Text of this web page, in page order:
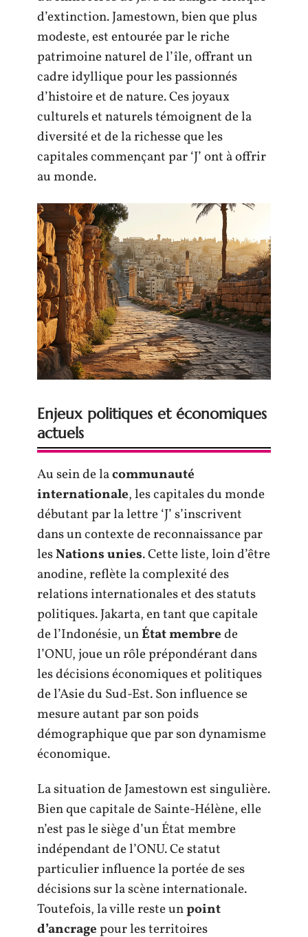
d’extinction. Jamestown, bien que plus
modeste, est entourée par le riche
patrimoine naturel de l’île, offrant un
cadre idyllique pour les passionnés
d’histoire et de nature. Ces joyaux
culturels et naturels témoignent de la
diversité et de la richesse que les
capitales commençant par ‘J’ ont à offrir
au monde.
Enjeux politiques et économiques
actuels
Au sein de lacommunauté
internationale, les capitales du monde
débutant par la lettre ‘J’ s’inscrivent
dans un contexte de reconnaissance par
lesNations unies. Cette liste, loin d’être
anodine, reflète la complexité des
relations internationales et des statuts
politiques. Jakarta, en tant que capitale
de l’Indonésie, unÉtat membrede
l’ONU, joue un rôle prépondérant dans
les décisions économiques et politiques
de l’Asie du Sud-Est. Son influence se
mesure autant par son poids
démographique que par son dynamisme
économique.
La situation de Jamestown est singulière.
Bien que capitale de Sainte-Hélène, elle
n’est pas le siège d’un État membre
indépendant de l’ONU. Ce statut
particulier influence la portée de ses
décisions sur la scène internationale.
Toutefois, la ville reste unpoint
d’ancragepour les territoires